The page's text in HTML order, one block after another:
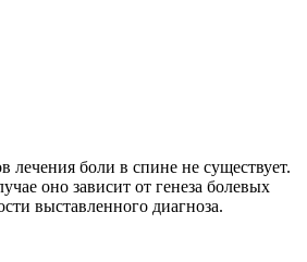
лечения боли в спине не существует.
оно зави­сит от генеза болевых
выставленного диагноза.